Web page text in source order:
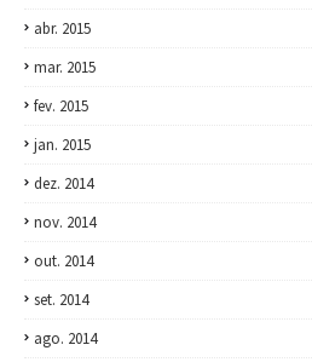
abr. 2015
mar. 2015
fev. 2015
jan. 2015
dez. 2014
nov. 2014
out. 2014
set. 2014
ago. 2014